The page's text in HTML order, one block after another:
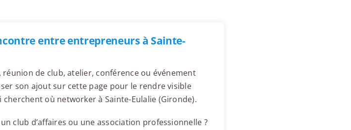
entre entrepreneurs à Sainte-
de club, atelier, conférence ou événement
son ajout sur cette page pour le rendre visible
où networker à Sainte-Eulalie (Gironde).
club d’affaires ou une association professionnelle ?